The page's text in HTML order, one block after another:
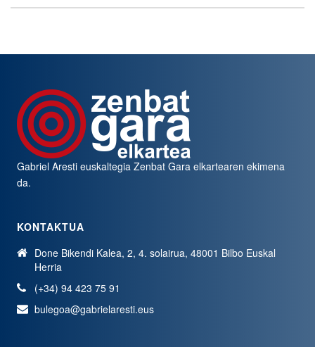
Gabriel Aresti euskaltegiaZenbat Gara elkartearen ekimena
da.
KONTAKTUA
Done Bikendi Kalea, 2, 4. solairua, 48001 Bilbo Euskal
Herria
(+34) 94 423 75 91
bulegoa@gabrielaresti.eus